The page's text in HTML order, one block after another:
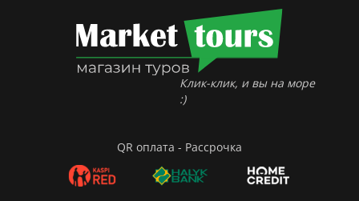
Клик-клик, и вы на море
:)
QR оплата - Рассрочка